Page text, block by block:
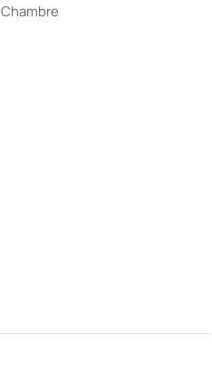
Chambre